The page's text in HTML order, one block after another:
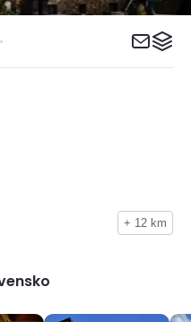
+ 12 km